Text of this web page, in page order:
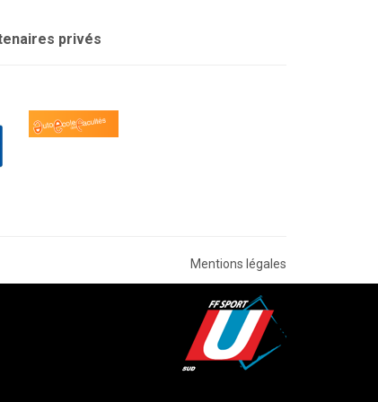
privés
Mentions légales